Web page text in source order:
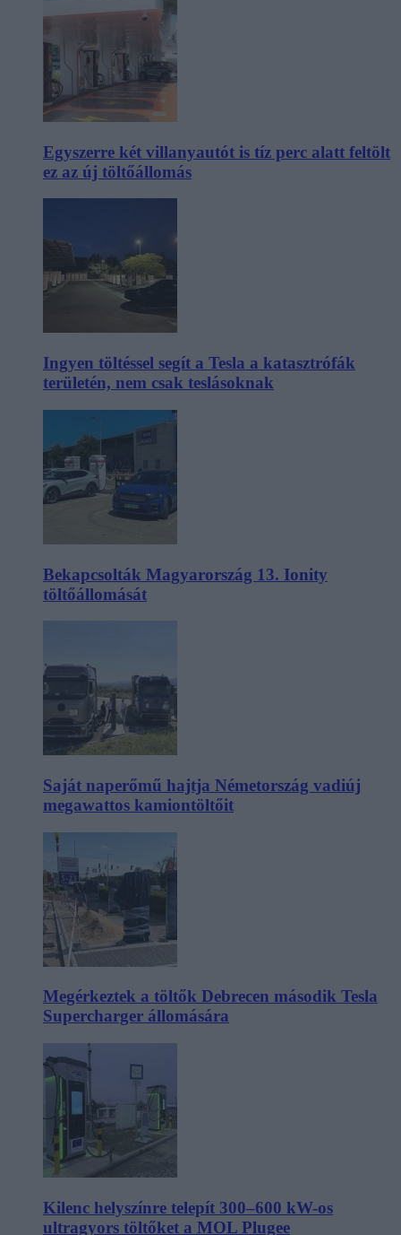
Egyszerre két villanyautót is tíz perc alatt feltölt
ez az új töltőállomás
Ingyen töltéssel segít a Tesla a katasztrófák
területén, nem csak teslásoknak
Bekapcsolták Magyarország 13. Ionity
töltőállomását
Saját naperőmű hajtja Németország vadiúj
megawattos kamiontöltőit
Megérkeztek a töltők Debrecen második Tesla
Supercharger állomására
Kilenc helyszínre telepít 300–600 kW-os
ultragyors töltőket a MOL Plugee